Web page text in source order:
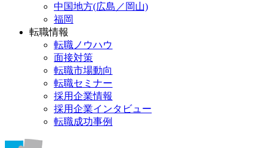
中国地方(広島／岡山)
福岡
転職情報
転職ノウハウ
面接対策
転職市場動向
転職セミナー
採用企業情報
採用企業インタビュー
転職成功事例